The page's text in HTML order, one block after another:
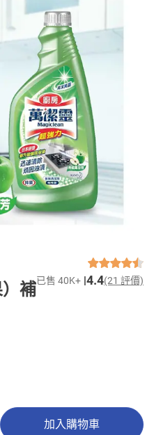
補已售 40K+ 4.4(21 評價)
加入購物車